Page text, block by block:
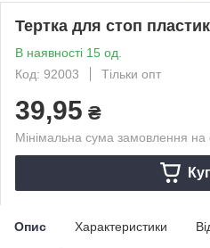
Тертка для стоп
В наявності 15 од.
Код: 92003
Тільки опт
39,95 ₴
Мінімальна сума замовлення
Опис Характеристики